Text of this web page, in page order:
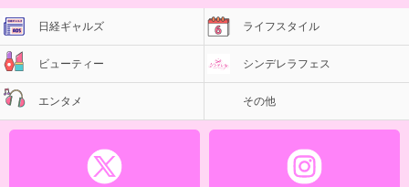
日経ギャルズ ライフスタイル
ビューティー シンデレラフェス
エンタメ その他